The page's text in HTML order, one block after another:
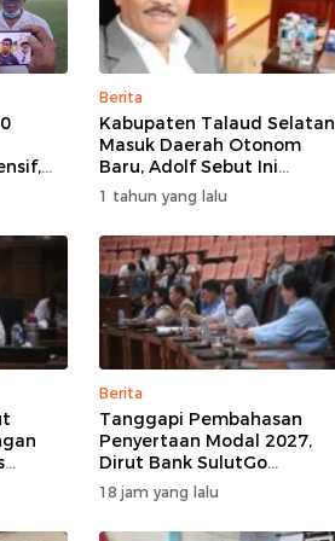
Berita
Kabupaten Talaud Selatan
Masuk Daerah Otonom
Baru, Adolf Sebut Ini
Berkat Dukungan Dari
Berbagai Elemen
1 tahun yang lalu
Berita
Tanggapi Pembahasan
Penyertaan Modal 2027,
Dirut Bank SulutGo
Jelaskan Pentingnya
Skema KUB
18 jam yang lalu